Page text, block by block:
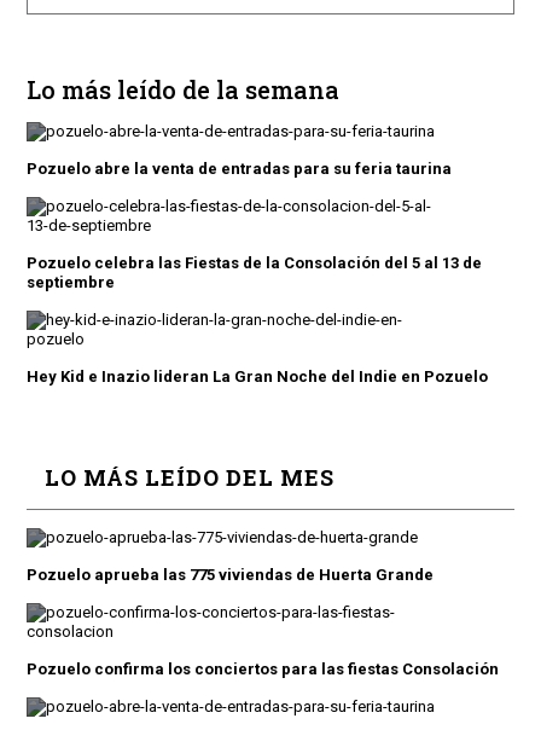
Lo más leído de la semana
Pozuelo abre la venta de entradas para su feria taurina
Pozuelo celebra las Fiestas de la Consolación del 5 al 13 de
septiembre
Hey Kid e Inazio lideran La Gran Noche del Indie en Pozuelo
LO MÁS LEÍDO DEL MES
Pozuelo aprueba las 775 viviendas de Huerta Grande
Pozuelo confirma los conciertos para las fiestas Consolación